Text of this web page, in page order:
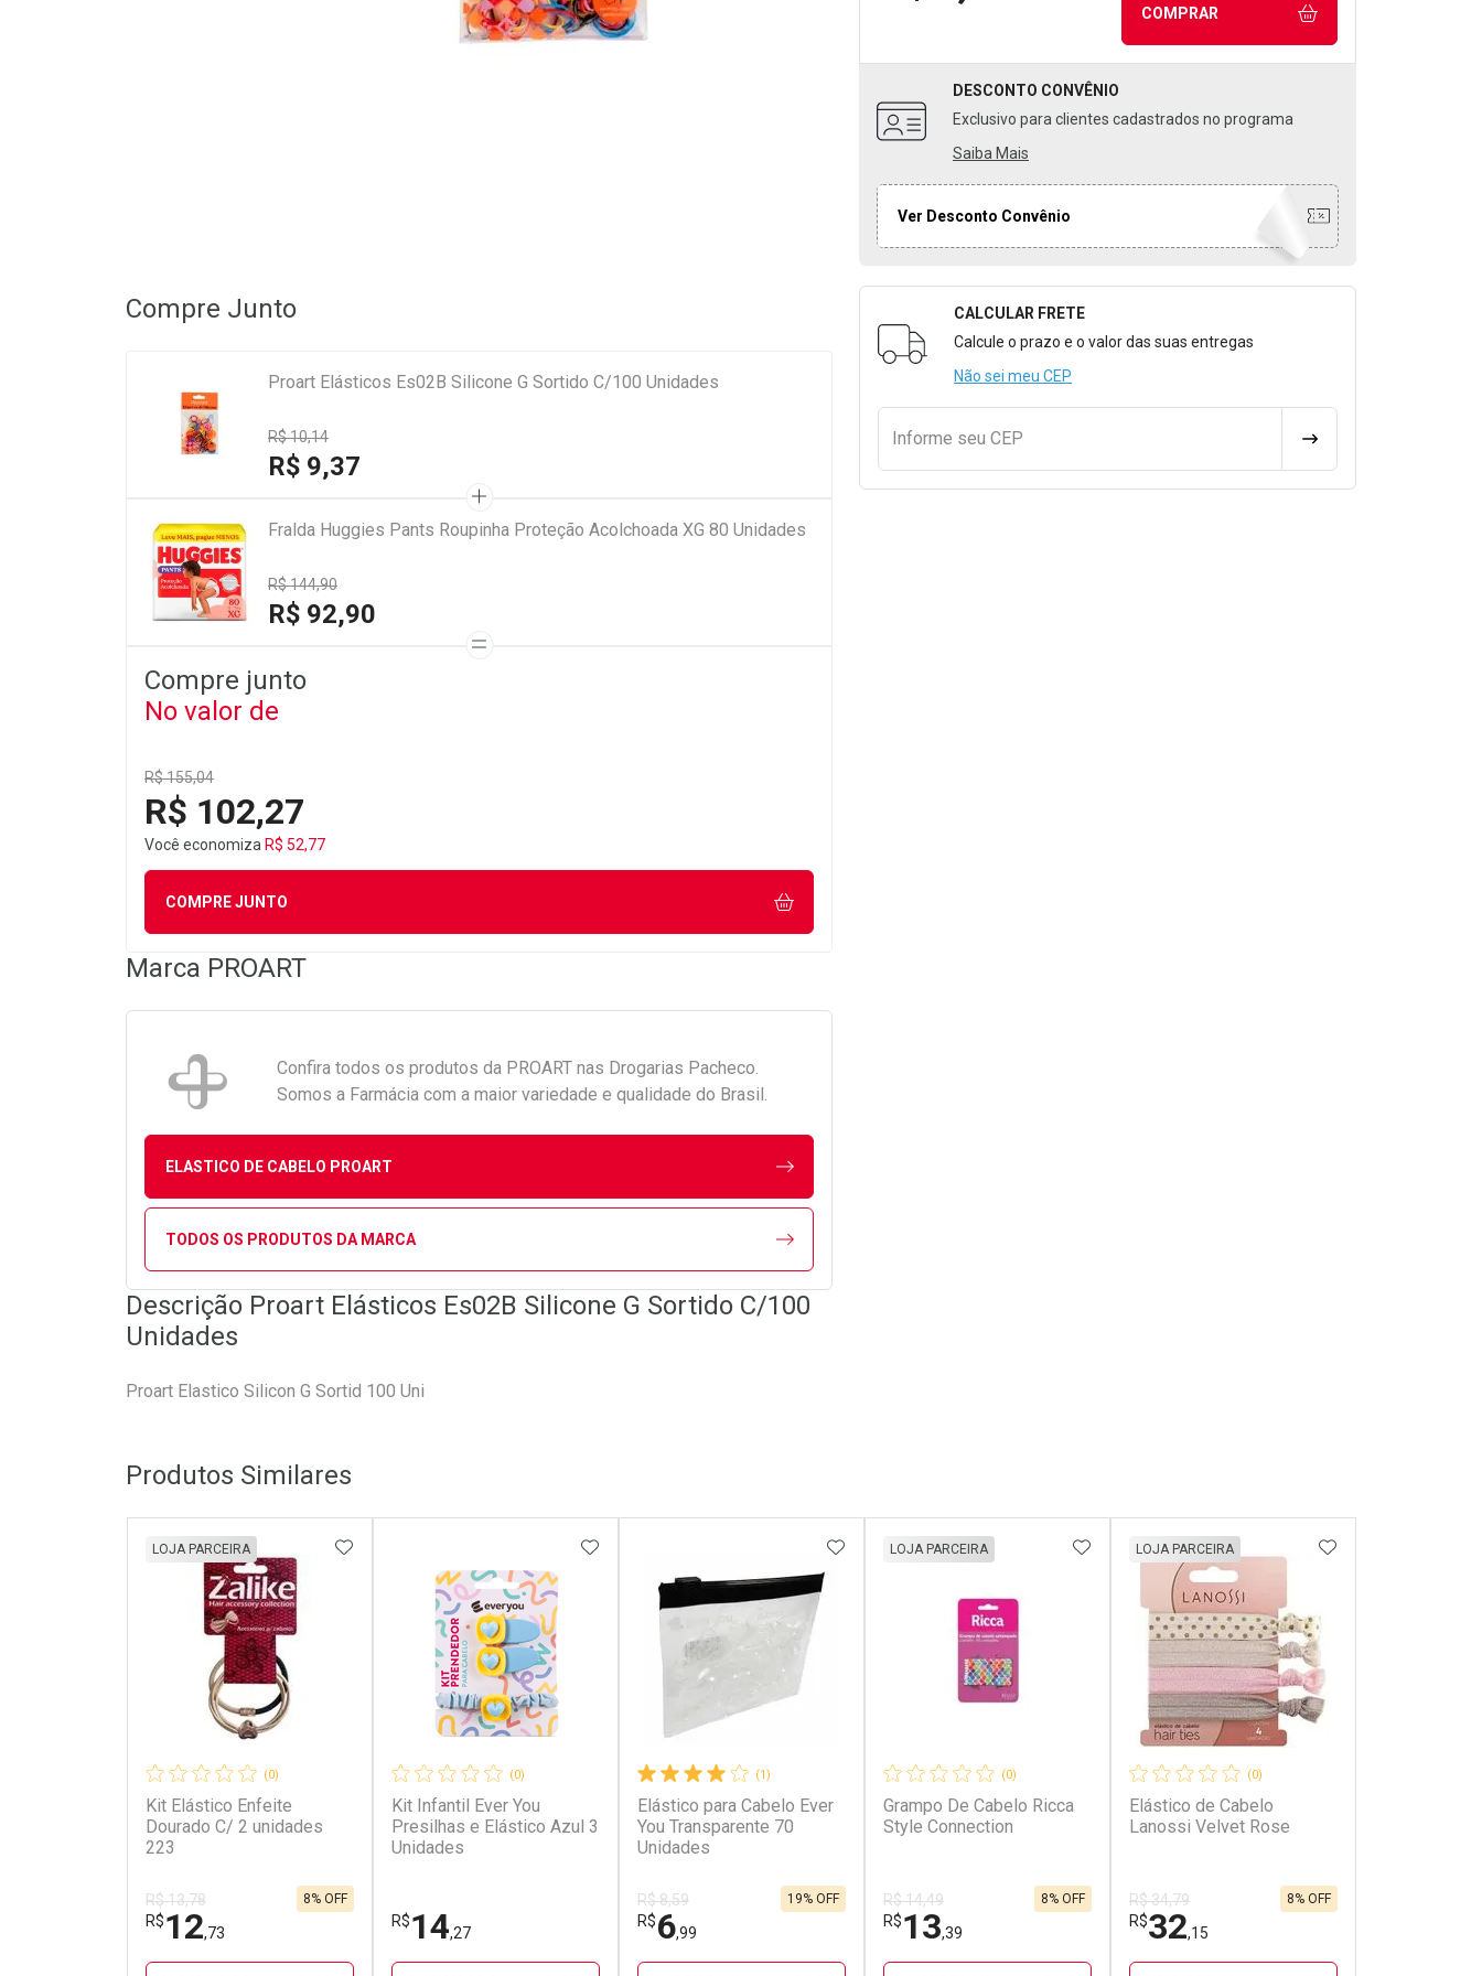
COMPRAR
DESCONTO CONVÊNIO
Exclusivo para clientes cadastrados no programa
Saiba Mais
Ver Desconto Convênio
Formulário para Calcular o Frete
CALCULAR FRETE
Calcule o prazo e o valor das suas entregas
Não sei meu CEP
Informe seu CEP CALCULAR FRETE
Compre Junto
Proart Elásticos Es02B Silicone G Sortido C/100 Unidades
R$ 10,14
R$ 9,37
Fralda Huggies Pants Roupinha Proteção Acolchoada XG 80 Unidades
R$ 144,90
R$ 92,90
Compre junto
No valor de
R$ 155,04
R$ 102,27
Você economiza R$ 52,77
COMPRE JUNTO
Marca PROART
Confira todos os produtos da PROART nas Drogarias Pacheco.
Somos a Farmácia com a maior variedade e qualidade do Brasil.
ELASTICO DE CABELO PROART
TODOS OS PRODUTOS DA MARCA
Descrição Proart Elásticos Es02B Silicone G Sortido C/100
Unidades
Proart Elastico Silicon G Sortid 100 Uni
Produtos Similares
(0)
Kit Elástico Enfeite
Dourado C/ 2 unidades
223
LOJA PARCEIRA
R$ 13,78
R$12,73
8% OFF
ADICIONAR AOS FAVORITOS
(0)
Kit Infantil Ever You
Presilhas e Elástico Azul 3
Unidades
R$14,27
ADICIONAR AOS FAVORITOS
(1)
Elástico para Cabelo Ever
You Transparente 70
Unidades
R$ 8,59
R$6,99
19% OFF
ADICIONAR AOS FAVORITOS
(0)
Grampo De Cabelo Ricca
Style Connection
LOJA PARCEIRA
R$ 14,49
R$13,39
8% OFF
ADICIONAR AOS FAVORITOS
(0)
Elástico de Cabelo
Lanossi Velvet Rose
LOJA PARCEIRA
R$ 34,79
R$32,15
8% OFF
ADICIONAR AOS